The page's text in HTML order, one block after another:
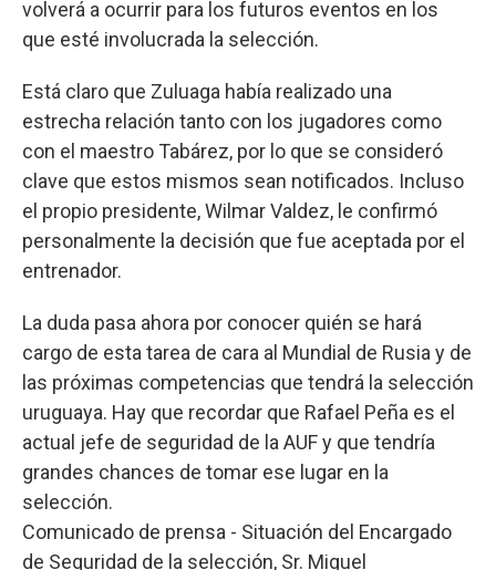
volverá a ocurrir para los futuros eventos en los
que esté involucrada la selección.
Está claro que Zuluaga había realizado una
estrecha relación tanto con los jugadores como
con el maestro Tabárez, por lo que se consideró
clave que estos mismos sean notificados. Incluso
el propio presidente, Wilmar Valdez, le confirmó
personalmente la decisión que fue aceptada por el
entrenador.
La duda pasa ahora por conocer quién se hará
cargo de esta tarea de cara al Mundial de Rusia y de
las próximas competencias que tendrá la selección
uruguaya. Hay que recordar que Rafael Peña es el
actual jefe de seguridad de la AUF y que tendría
grandes chances de tomar ese lugar en la
selección.
Comunicado de prensa - Situación del Encargado
de Seguridad de la selección, Sr. Miguel